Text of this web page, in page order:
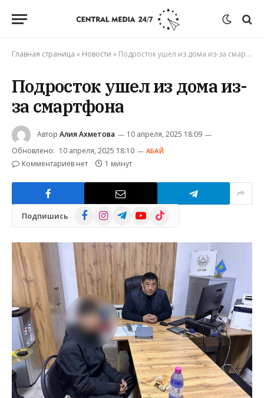
Главная страница » Новости » Подросток ушел из дома из-за смартфона
Подросток ушел из дома из-
за смартфона
Автор Алия Ахметова
10 апреля, 2025 18:09
Обновлено: 10 апреля, 2025 18:10 АБАЙ
Комментариев нет 1 минут
Подпишись FacebookInstagramTelegramYouTube
TikTok